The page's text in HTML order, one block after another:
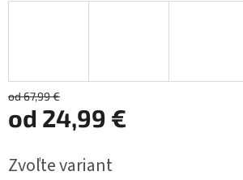
od 67,99 €
od 24,99 €
cena:
Zvoľte variant